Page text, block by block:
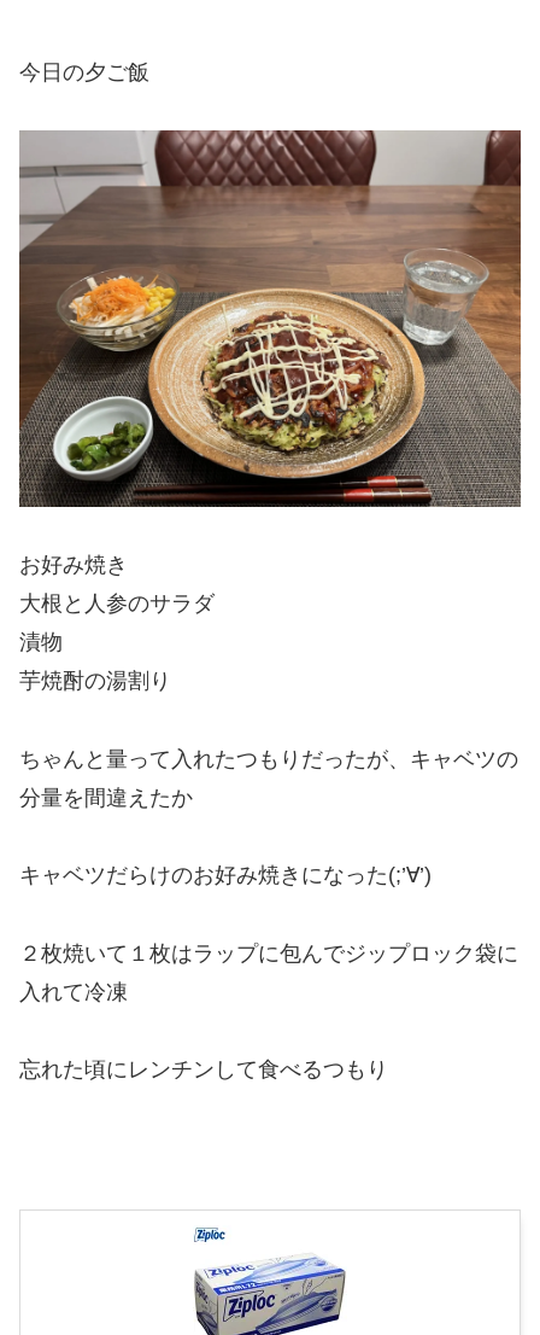
今日の夕ご飯
お好み焼き
大根と人参のサラダ
漬物
芋焼酎の湯割り
ちゃんと量って入れたつもりだったが、キャベツの
分量を間違えたか
キャベツだらけのお好み焼きになった(;’∀’)
２枚焼いて１枚はラップに包んでジップロック袋に
入れて冷凍
忘れた頃にレンチンして食べるつもり